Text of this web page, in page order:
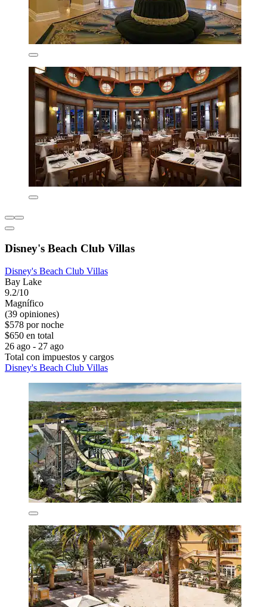
Disney's Beach Club Villas
Disney's Beach Club Villas
Bay Lake
9.2/10
Magnífico
(39 opiniones)
$578 por noche
$650 en total
26 ago - 27 ago
Total con impuestos y cargos
Disney's Beach Club Villas